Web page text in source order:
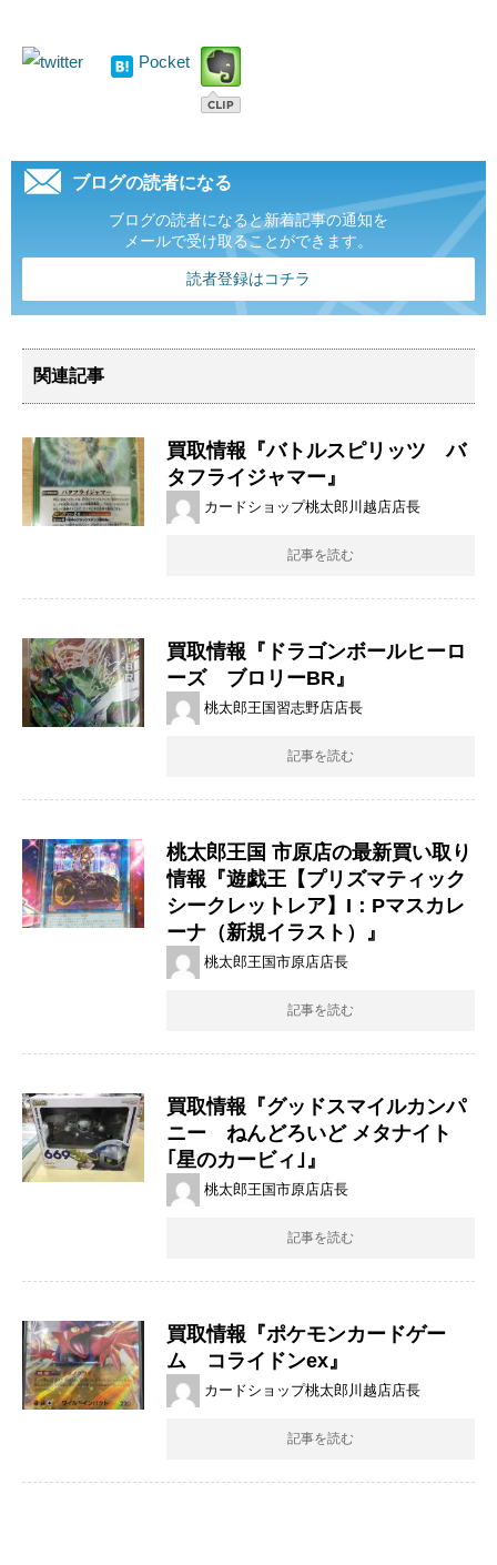
Pocket
ブログの読者になる
ブログの読者になると新着記事の通知を
メールで受け取ることができます。
読者登録はコチラ
関連記事
買取情報『バトルスピリッツ バ
タフライジャマー』
カードショップ桃太郎川越店店長
記事を読む
買取情報『ドラゴンボールヒーロ
ーズ ブロリーBR』
桃太郎王国習志野店店長
記事を読む
桃太郎王国 市原店の最新買い取り
情報『遊戯王【プリズマティック
シークレットレア】I：Pマスカレ
ーナ（新規イラスト）』
桃太郎王国市原店店長
記事を読む
買取情報『グッドスマイルカンパ
ニー ねんどろいど ​メタナイト ​
｢星のカービィ｣』
桃太郎王国市原店店長
記事を読む
買取情報『ポケモンカードゲー
ム コライドンex』
カードショップ桃太郎川越店店長
記事を読む